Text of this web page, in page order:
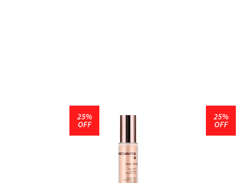
25%
OFF
25%
OFF